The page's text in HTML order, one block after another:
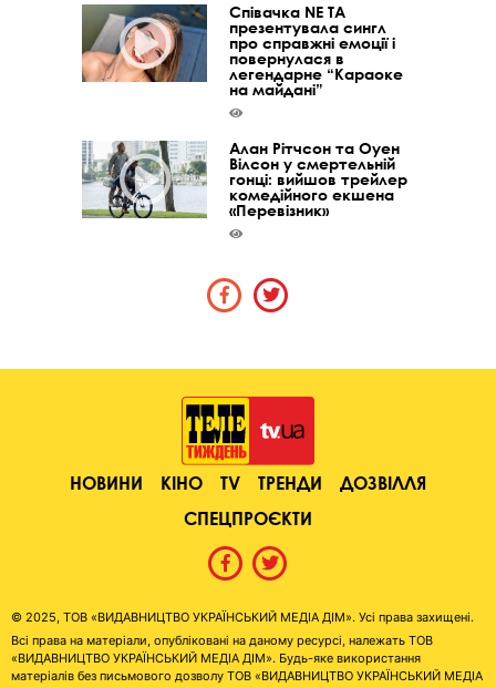
Співачка NE TA
презентувала сингл
про справжні емоції і
повернулася в
легендарне “Караоке
на майдані”
Алан Рітчсон та Оуен
Вілсон у смертельній
гонці: вийшов трейлер
комедійного екшена
«Перевізник»
НОВИНИ КІНО TV ТРЕНДИ
ДОЗВІЛЛЯ
СПЕЦПРОЄКТИ
© 2025, ТОВ «ВИДАВНИЦТВО УКРАЇНСЬКИЙ МЕДІА ДІМ». Усі права захищені.
Всі права на матеріали, опубліковані на даному ресурсі, належать ТОВ
«ВИДАВНИЦТВО УКРАЇНСЬКИЙ МЕДІА ДІМ». Будь-яке використання
матеріалів без письмового дозволу ТОВ «ВИДАВНИЦТВО УКРАЇНСЬКИЙ МЕДІА